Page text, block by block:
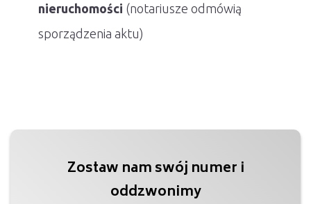
nieruchomości (notariusze odmówią
sporządzenia aktu)
Zostaw nam swój numer i
oddzwonimy